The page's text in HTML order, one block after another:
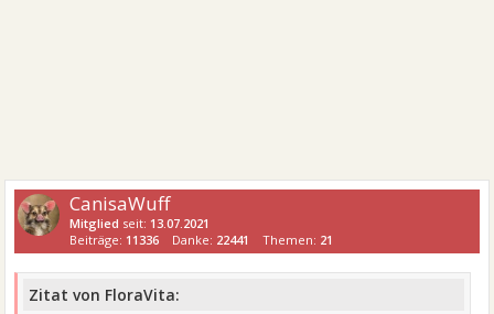
CanisaWuff
Mitglied seit: 13.07.2021
Beiträge: 11336 Danke: 22441 Themen: 21
Zitat von FloraVita: